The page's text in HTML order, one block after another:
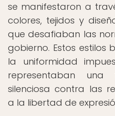
se manifestaron a
colores, tejidos y
que desafiaban las
gobierno. Estos estilos
la uniformidad
representaban
silenciosa contra las
a la libertad de